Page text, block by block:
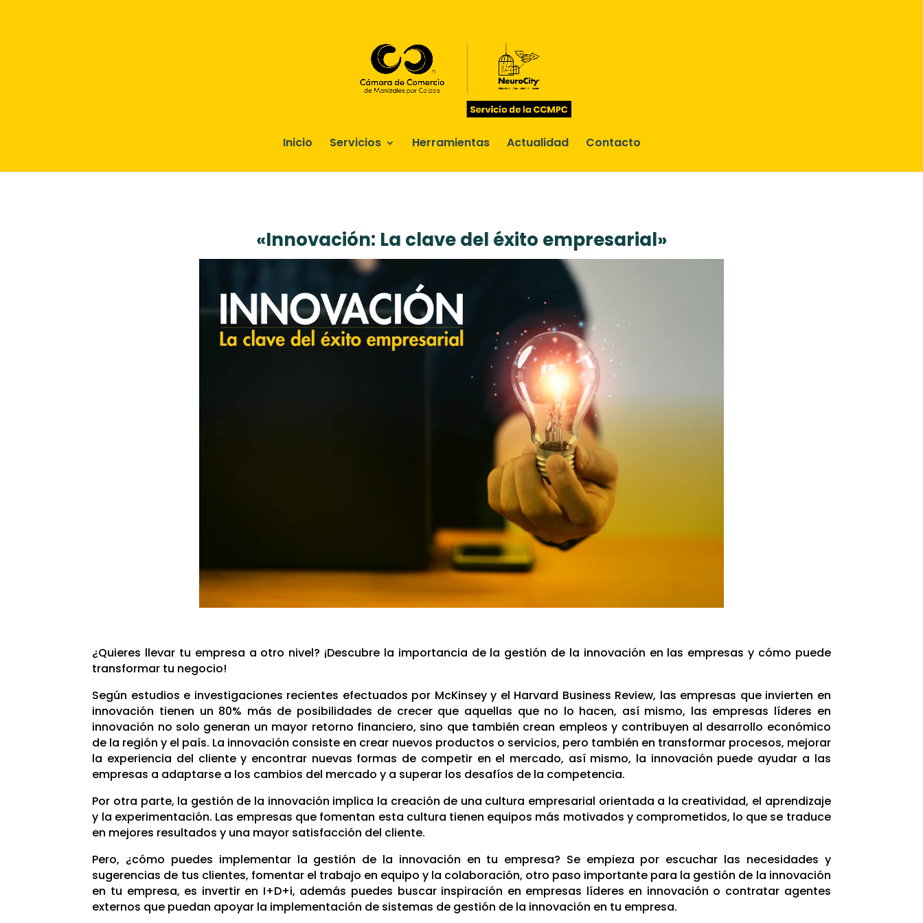
Inicio Servicios Herramientas Actualidad Contacto
«Innovación: La clave del éxito empresarial»
¿Quieres llevar tu empresa a otro nivel? ¡Descubre la importancia de la gestión de la innovación en las empresas y cómo puede
transformar tu negocio!
Según estudios e investigaciones recientes efectuados por McKinsey y el Harvard Business Review, las empresas que invierten en
innovación tienen un 80% más de posibilidades de crecer que aquellas que no lo hacen, así mismo, las empresas líderes en
innovación no solo generan un mayor retorno financiero, sino que también crean empleos y contribuyen al desarrollo económico
de la región y el país. La innovación consiste en crear nuevos productos o servicios, pero también en transformar procesos, mejorar
la experiencia del cliente y encontrar nuevas formas de competir en el mercado, así mismo, la innovación puede ayudar a las
empresas a adaptarse a los cambios del mercado y a superar los desafíos de la competencia.
Por otra parte, la gestión de la innovación implica la creación de una cultura empresarial orientada a la creatividad, el aprendizaje
y la experimentación. Las empresas que fomentan esta cultura tienen equipos más motivados y comprometidos, lo que se traduce
en mejores resultados y una mayor satisfacción del cliente.
Pero, ¿cómo puedes implementar la gestión de la innovación en tu empresa? Se empieza por escuchar las necesidades y
sugerencias de tus clientes, fomentar el trabajo en equipo y la colaboración, otro paso importante para la gestión de la innovación
en tu empresa, es invertir en I+D+i, además puedes buscar inspiración en empresas líderes en innovación o contratar agentes
externos que puedan apoyar la implementación de sistemas de gestión de la innovación en tu empresa.